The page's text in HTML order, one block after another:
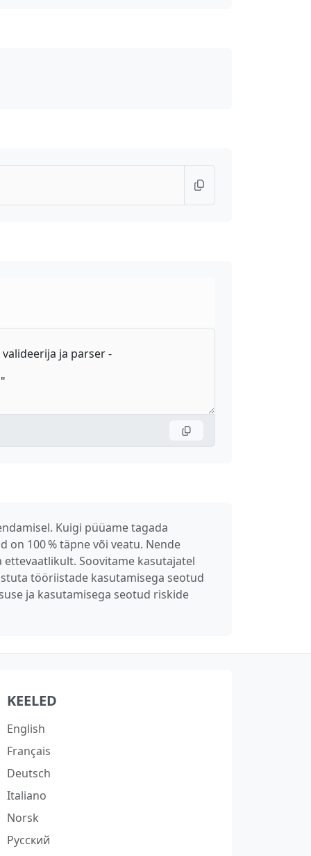
Kuigi püüame tagada
100 % täpne või veatu. Nende
Soovitame kasutajatel
tööriistade kasutamisega seotud
ja kasutamisega seotud riskide
KEELED
English
Français
Deutsch
Italiano
Norsk
Русский